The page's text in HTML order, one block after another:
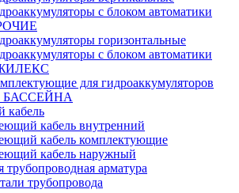
с блоком автоматики
горизонтальные
с блоком автоматики
для гидроаккумуляторов
БАССЕЙНА
кабель
кабель внутренний
кабель комплектующие
кабель наружный
трубопроводная арматура
трубопровода